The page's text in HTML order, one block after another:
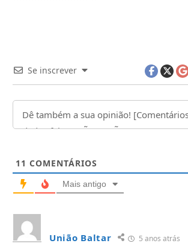
Se inscrever
11 COMENTÁRIOS
Mais antigo
União Baltar 5 anos atrás